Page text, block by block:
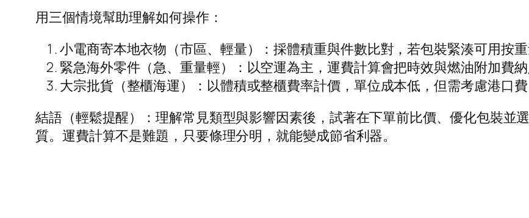
用三個情境幫助理解如何操作：
小電商寄本地衣物（市區、輕量）：採體積重與件數比對，若包裝緊湊可用按重
緊急海外零件（急、重量輕）：以空運為主，運費計算會把時效與燃油附加費納
大宗批貨（整櫃海運）：以體積或整櫃費率計價，單位成本低，但需考慮港口費
結語（輕鬆提醒）：理解常見類型與影響因素後，試著在下單前比價、優化包裝並
質。運費計算不是難題，只要條理分明，就能變成節省利器。